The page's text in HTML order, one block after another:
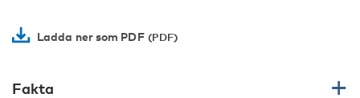
Ladda ner som PDF
Fakta